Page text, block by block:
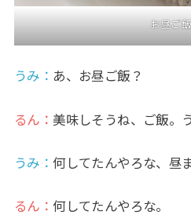
お昼ご
うみ ： あ、お昼ご飯？
るん： 美味しそうね、ご飯。
うみ ：何してたんやろな、昼
るん：何してたんやろな。